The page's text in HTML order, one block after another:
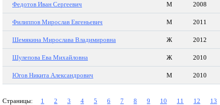
Федотов Иван Сергеевич М 2008
Филиппов Мирослав Евгеньевич М 2011
Шемякина Мирослава Владимировна Ж 2012
Шулепова Ева Михайловна Ж 2010
Югов Никита Александрович М 2010
Страницы: 1 2 3 4 5 6 7 8 9 10 11 12
13